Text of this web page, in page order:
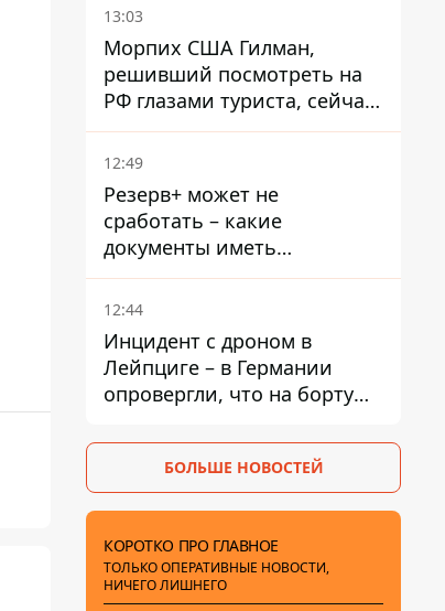
13:03
Морпих США Гилман,
решивший посмотреть на
РФ глазами туриста, сейчас
при смерти в тюрьме, где
его пытали и делали
12:49
Резерв+ может не
сработать – какие
документы иметь
мужчинам, чтобы не
попасть в ТЦК
12:44
Инцидент с дроном в
Лейпциге – в Германии
опровергли, что на борту
оружие и боеприпасы
БОЛЬШЕ НОВОСТЕЙ
КОРОТКО ПРО ГЛАВНОЕ
ТОЛЬКО ОПЕРАТИВНЫЕ НОВОСТИ,
НИЧЕГО ЛИШНЕГО